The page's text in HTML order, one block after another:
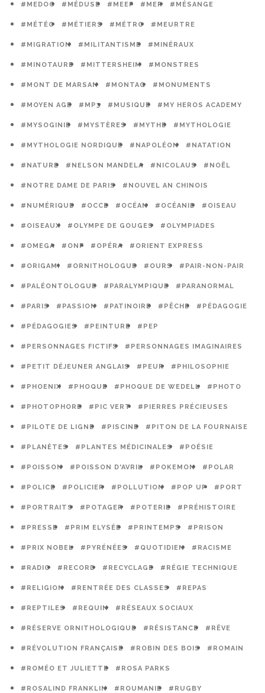
#MEDOC #MÉDUSE #MEEF #MER #MÉSANGE
#MÉTÉO #MÉTIERS #MÉTRO #MEURTRE
#MIGRATION #MILITANTISME #MINÉRAUX
#MINOTAURE #MITTERSHEIM #MONSTRES
#MONT DE MARSAN #MONTAG #MONUMENTS
#MOYEN AGE #MP3 #MUSIQUE #MY HEROS ACADEMY
#MYSOGINIE #MYSTÈRES #MYTHE #MYTHOLOGIE
#MYTHOLOGIE NORDIQUE #NAPOLÉON #NATATION
#NATURE #NELSON MANDELA #NICOLAUS #NOËL
#NOTRE DAME DE PARIS #NOUVEL AN CHINOIS
#NUMÉRIQUE #OCCE #OCÉAN #OCÉANIE #OISEAU
#OISEAUX #OLYMPE DE GOUGES #OLYMPIADES
#OMEGA #ONF #OPÉRA #ORIENT EXPRESS
#ORIGAMI #ORNITHOLOGUE #OURS #PAIR-NON-PAIR
#PALÉONTOLOGUE #PARALYMPIQUE #PARANORMAL
#PARIS #PASSION #PATINOIRE #PÊCHE #PÉDAGOGIE
#PÉDAGOGIES #PEINTURE #PEP
#PERSONNAGES FICTIFS #PERSONNAGES IMAGINAIRES
#PETIT DÉJEUNER ANGLAIS #PEUR #PHILOSOPHIE
#PHOENIX #PHOQUE #PHOQUE DE WEDELL #PHOTO
#PHOTOPHORE #PIC VERT #PIERRES PRÉCIEUSES
#PILOTE DE LIGNE #PISCINE #PITON DE LA FOURNAISE
#PLANÈTES #PLANTES MÉDICINALES #POÉSIE
#POISSON #POISSON D'AVRIL #POKEMON #POLAR
#POLICE #POLICIER #POLLUTION #POP UP #PORT
#PORTRAITS #POTAGER #POTERIE #PRÉHISTOIRE
#PRESSE #PRIM ELYSÉE #PRINTEMPS #PRISON
#PRIX NOBEL #PYRÉNÉES #QUOTIDIEN #RACISME
#RADIO #RECORD #RECYCLAGE #RÉGIE TECHNIQUE
#RELIGION #RENTRÉE DES CLASSES #REPAS
#REPTILES #REQUIN #RÉSEAUX SOCIAUX
#RÉSERVE ORNITHOLOGIQUE #RÉSISTANCE #RÊVE
#RÉVOLUTION FRANÇAISE #ROBIN DES BOIS #ROMAIN
#ROMÉO ET JULIETTE #ROSA PARKS
#ROSALIND FRANKLIN #ROUMANIE #RUGBY